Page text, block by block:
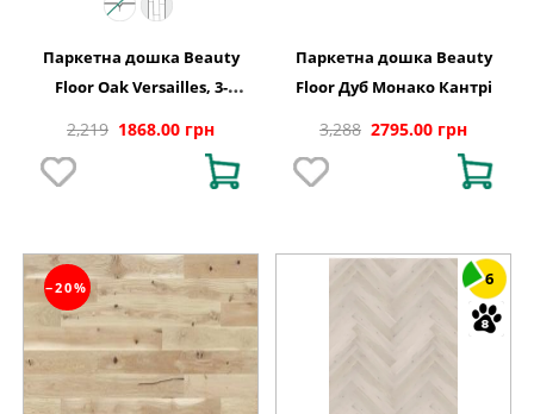
Паркетна дошка Beauty
Floor Oak Versailles, 3-
2,219 1868.00 грн
Паркетна дошка Beauty
Floor Дуб Монако Кантрі
3,288 2795.00 грн
−20% 6